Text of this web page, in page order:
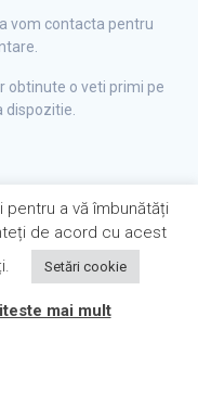
vom contacta pentru
obtinute o veti primi pe
dispozitie.
a vă îmbunătăți
de acord cu acest
Setări cookie
mai mult